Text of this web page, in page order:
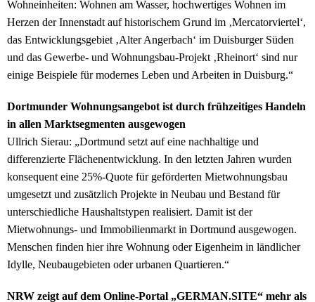
Wohneinheiten: Wohnen am Wasser, hochwertiges Wohnen im
Herzen der Innenstadt auf historischem Grund im ‚Mercatorviertel‘,
das Entwicklungsgebiet ‚Alter Angerbach‘ im Duisburger Süden
und das Gewerbe- und Wohnungsbau-Projekt ‚Rheinort‘ sind nur
einige Beispiele für modernes Leben und Arbeiten in Duisburg.“
Dortmunder Wohnungsangebot ist durch frühzeitiges Handeln
in allen Marktsegmenten ausgewogen
Ullrich Sierau: „Dortmund setzt auf eine nachhaltige und
differenzierte Flächenentwicklung. In den letzten Jahren wurden
konsequent eine 25%-Quote für geförderten Mietwohnungsbau
umgesetzt und zusätzlich Projekte in Neubau und Bestand für
unterschiedliche Haushaltstypen realisiert. Damit ist der
Mietwohnungs- und Immobilienmarkt in Dortmund ausgewogen.
Menschen finden hier ihre Wohnung oder Eigenheim in ländlicher
Idylle, Neubaugebieten oder urbanen Quartieren.“
NRW zeigt auf dem Online-Portal „GERMAN.SITE“ mehr als